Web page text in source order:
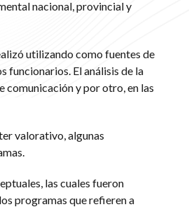
nacional, provincial y
utilizando como fuentes de
funcionarios. El análisis de la
comunicación y por otro, en las
valorativo, algunas
las cuales fueron
programas que refieren a